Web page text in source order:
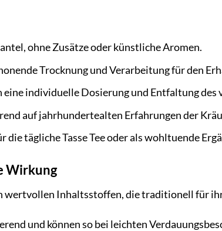
ohne Zusätze oder künstliche Aromen.
Trocknung und Verarbeitung für den
eine individuelle Dosierung und Entfaltung des
auf jahrhundertealten Erfahrungen der
die tägliche Tasse Tee oder als wohltuende
Wirkung
wertvollen Inhaltsstoffen, die traditionell für
und können so bei leichten